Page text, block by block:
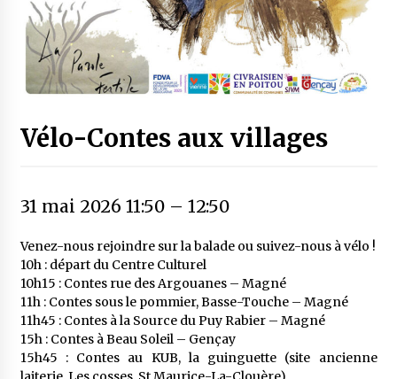
Vélo-Contes aux villages
31 mai 2026 11:50– 12:50
Venez-nous rejoindre sur la balade ou suivez-nous à vélo !
10h : départ du Centre Culturel
10h15 : Contes rue des Argouanes – Magné
11h : Contes sous le pommier, Basse-Touche – Magné
11h45 : Contes à la Source du Puy Rabier – Magné
15h : Contes à Beau Soleil – Gençay
15h45 : Contes au KUB, la guinguette (site ancienne